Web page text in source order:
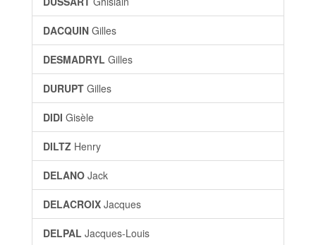
DACQUIN Gilles
DESMADRYL Gilles
DURUPT Gilles
DIDI Gisèle
DILTZ Henry
DELANO Jack
DELACROIX Jacques
DELPAL Jacques-Louis